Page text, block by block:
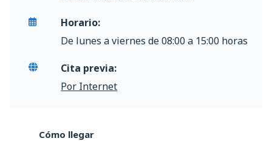
Horario:
De lunes a viernes de 08:00 a 15:00 horas
Cita previa:
Por Internet
Cómo llegar